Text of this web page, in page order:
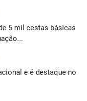
5 mil cestas básicas
e é destaque no